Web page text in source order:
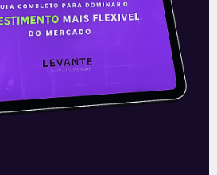
– 05/11/18
prolongado Enquanto
os Estados Unidos
de payroll na sexta-
levemente acima